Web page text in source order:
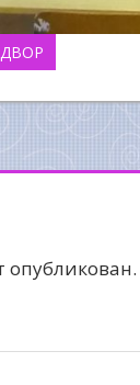
опубликован.